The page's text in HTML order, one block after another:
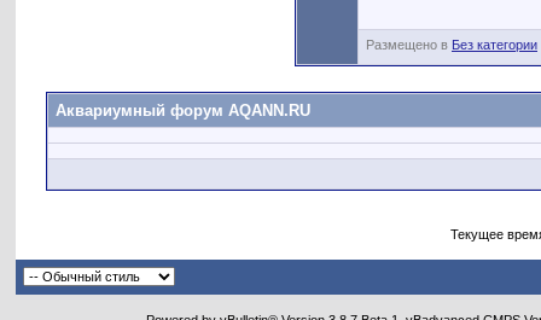
Размещено в Без категории
Аквариумный форум AQANN.RU
Текущее